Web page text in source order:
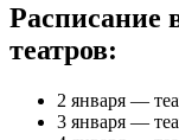
Расписание
театров:
2 января —
3 января —